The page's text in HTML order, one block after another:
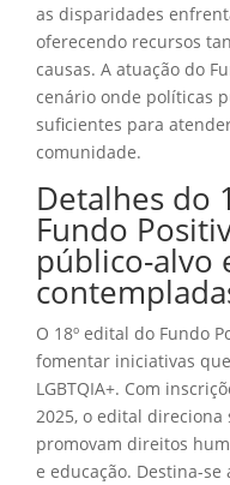
as disparidades
oferecendo recursos
causas. A atuação do
cenário onde políticas
suficientes para
comunidade.
Detalhes do
Fundo
público-alvo
O 18º edital do Fundo
fomentar iniciativas
LGBTQIA+. Com
2025, o edital
promovam direitos
e educação. Destina-se